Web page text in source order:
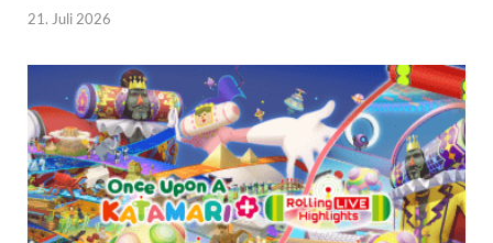
21. Juli 2026